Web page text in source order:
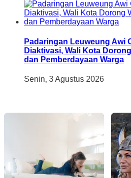
Padaringan Leuweung Awi
Diaktivasi, Wali Kota
dan Pemberdayaan Warga
Senin, 3 Agustus 2026